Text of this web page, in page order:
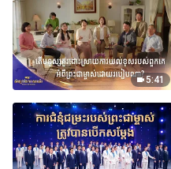
5:41